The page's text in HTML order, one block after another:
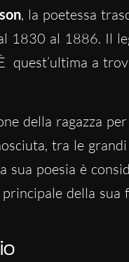
, la poetessa
1830 al 1886. Il
quest’ultima a
della ragazza
tra le
sua poesia è
della sua